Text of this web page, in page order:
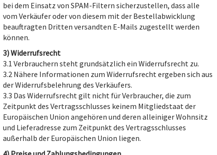
bei dem Einsatz von SPAM-Filtern sicherzustellen, dass alle
vom Verkäufer oder von diesem mit der Bestellabwicklung
beauftragten Dritten versandten E-Mails zugestellt werden
können.
3) Widerrufsrecht
3.1 Verbrauchern steht grundsätzlich ein Widerrufsrecht zu.
3.2 Nähere Informationen zum Widerrufsrecht ergeben sich aus
der Widerrufsbelehrung des Verkäufers.
3.3 Das Widerrufsrecht gilt nicht für Verbraucher, die zum
Zeitpunkt des Vertragsschlusses keinem Mitgliedstaat der
Europäischen Union angehören und deren alleiniger Wohnsitz
und Lieferadresse zum Zeitpunkt des Vertragsschlusses
außerhalb der Europäischen Union liegen.